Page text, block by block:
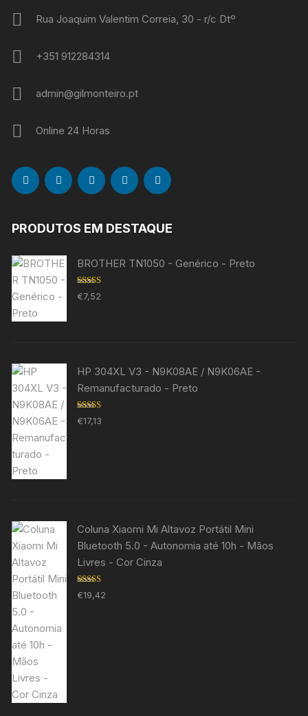
Rua Joaquim Valentim Correia, 30 - r/c Dtº
+351 912284314
admin@gilmonteiro.pt
Online 24 Horas
PRODUTOS EM DESTAQUE
BROTHER TN1050 - Genérico - Preto
Avaliação
5.00de 5
€7,52
HP 304XL V3 - N9K08AE / N9K06AE -
Remanufacturado - Preto
Avaliação
5.00 de 5
€17,13
Coluna Xiaomi Mi Altavoz Portátil Mini
Bluetooth 5.0 - Autonomia até 10h - Mãos
Livres - Cor Cinza
Avaliação
5.00de 5
€19,42